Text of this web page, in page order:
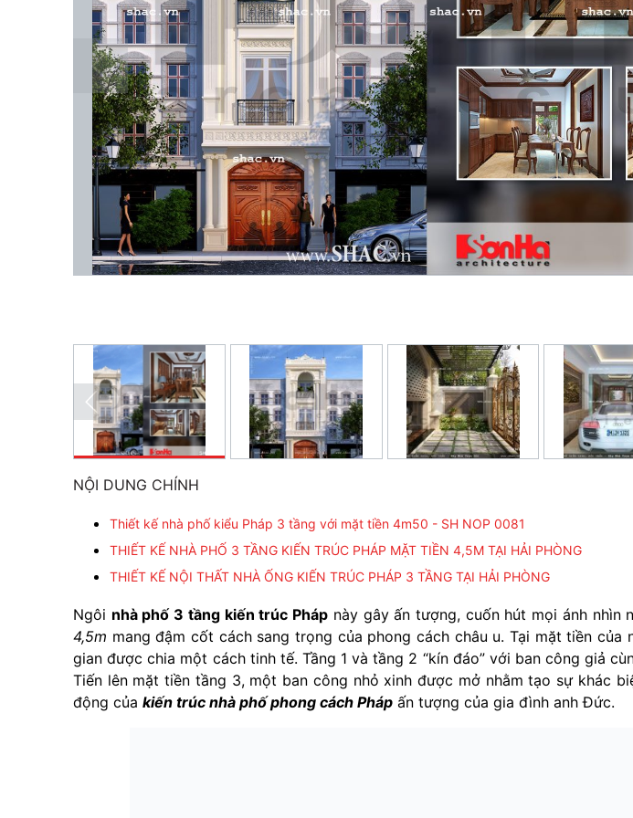
NỘI DUNG CHÍNH
Thiết kế nhà phố kiểu Pháp 3 tầng với mặt tiền 4m50 - SH NOP 0081
THIẾT KẾ NHÀ PHỐ 3 TẦNG KIẾN TRÚC PHÁP MẶT TIỀN 4,5M TẠI HẢI PHÒNG
THIẾT KẾ NỘI THẤT NHÀ ỐNG KIẾN TRÚC PHÁP 3 TẦNG TẠI HẢI PHÒNG
Ngôi nhà phố 3 tầng kiến trúc Pháp này gây ấn tượng, cuốn hút mọi ánh
4,5m mang đậm cốt cách sang trọng của phong cách châu u. Tại mặt tiền của
gian được chia một cách tinh tế. Tầng 1 và tầng 2 “kín đáo” với ban công giả
Tiến lên mặt tiền tầng 3, một ban công nhỏ xinh được mở nhằm tạo sự khác
động của kiến trúc nhà phố phong cách Pháp ấn tượng của gia đình anh Đức.